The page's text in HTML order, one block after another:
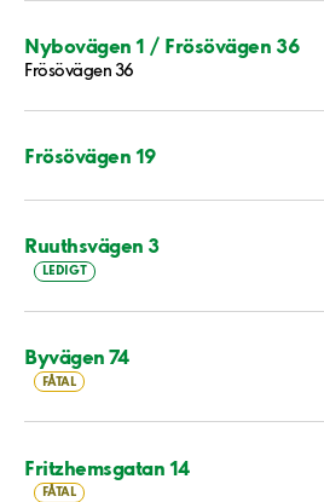
Nybovägen 1 / Frösövägen 36
Frösövägen 36
Frösövägen 19
Ruuthsvägen 3
LEDIGT
Byvägen 74
FÅTAL
Fritzhemsgatan 14
FÅTAL